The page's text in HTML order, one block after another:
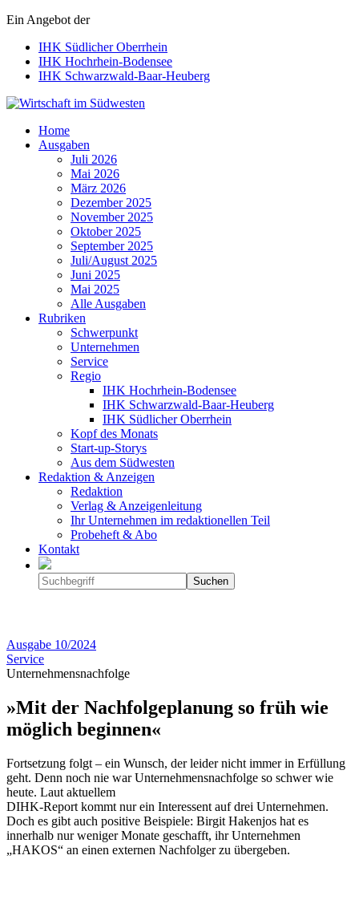
Ein Angebot der
IHK Südlicher Oberrhein
IHK Hochrhein-Bodensee
IHK Schwarzwald-Baar-Heuberg
Wirtschaft im Südwesten
Home
Ausgaben
Juli 2026
Mai 2026
März 2026
Dezember 2025
November 2025
Oktober 2025
September 2025
Juli/August 2025
Juni 2025
Mai 2025
Alle Ausgaben
Rubriken
Schwerpunkt
Unternehmen
Service
Regio
IHK Hochrhein-Bodensee
IHK Schwarzwald-Baar-Heuberg
IHK Südlicher Oberrhein
Kopf des Monats
Start-up-Storys
Aus dem Südwesten
Redaktion & Anzeigen
Redaktion
Verlag & Anzeigenleitung
Ihr Unternehmen im redaktionellen Teil
Probeheft & Abo
Kontakt
Ausgabe 10/2024
Service
Unternehmensnachfolge
»Mit der Nachfolgeplanung so früh wie
möglich beginnen«
Fortsetzung folgt – ein Wunsch, der leider nicht immer in Erfüllung
geht. Denn noch nie war ­Unternehmensnachfolge so schwer wie
heute. Laut aktuellem
DIHK-Report kommt nur ein Interessent auf drei Unternehmen.
Doch es gibt auch positive Beispiele: Birgit Hakenjos hat es
innerhalb nur weniger Monate geschafft, ihr Unternehmen
„HAKOS“ an einen externen Nachfolger zu übergeben.